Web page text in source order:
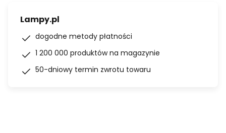
Lampy.pl
dogodne metody płatności
1 200 000 produktów na magazynie
50-dniowy termin zwrotu towaru